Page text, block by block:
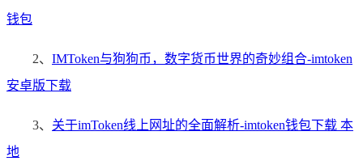
钱包
2、 IMToken与狗狗币，数字货币世界的奇妙组合-imtoken
安卓版下载
3、 关于imToken线上网址的全面解析-imtoken钱包下载 本
地